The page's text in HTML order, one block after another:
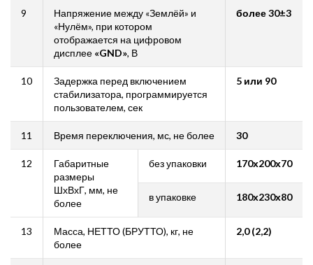
9
Напряжение между «Землёй» и
«Нулём», при котором
отображается на цифровом
дисплее «GND», В
более 30±3
10
Задержка перед включением
стабилизатора, программируется
пользователем, сек
5 или 90
11 Время переключения, мс, не более 30
12
Габаритные
размеры
ШхВхГ, мм, не
более
без упаковки 170х200х70
в упаковке 180х230х80
13
Масса, НЕТТО (БРУТТО), кг, не
более
2,0 (2,2)